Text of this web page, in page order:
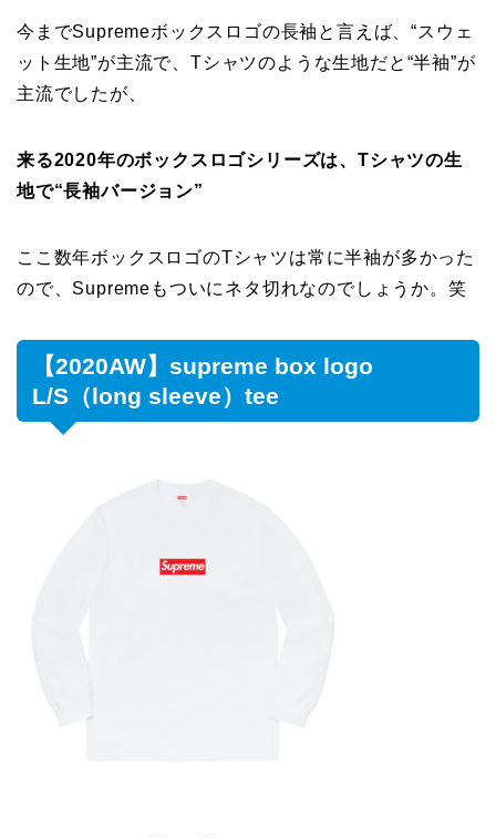
今までSupremeボックスロゴの長袖と言えば、“スウェ
ット生地”が主流で、Tシャツのような生地だと“半袖”が
主流でしたが、
来る2020年のボックスロゴシリーズは、Tシャツの生
地で“長袖バージョン”
ここ数年ボックスロゴのTシャツは常に半袖が多かった
ので、Supremeもついにネタ切れなのでしょうか。笑
【2020AW】supreme box logo
L/S（long sleeve）tee